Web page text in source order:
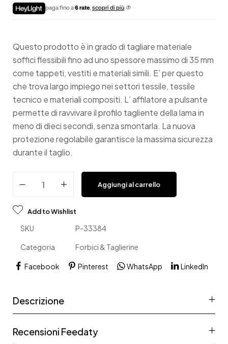
paga fino a6 rate, scopri di più
Questo prodotto è in grado di tagliare materiale
soffici flessibili fino ad uno spessore massimo di 35 mm
come tappeti, vestiti e materiali simili. E’ per questo
che trova largo impiego nei settori tessile, tessile
tecnico e materiali compositi. L’ affilatore a pulsante
permette di ravvivare il profilo tagliente della lama in
meno di dieci secondi, senza smontarla. La nuova
protezione regolabile garantisce la massima sicurezza
durante il taglio.
Aggiungi al carrello
Add to Wishlist
SKU P-33384
Categoria Forbici & Taglierine
Facebook Pinterest WhatsApp LinkedIn
Descrizione
Recensioni Feedaty